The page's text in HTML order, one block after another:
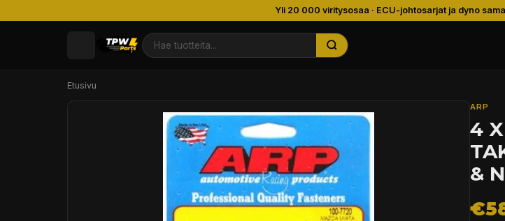
Yli 20 000 viritysosaa · ECU-johtosarjat ja dyno
Etusivu
ARP
4
&